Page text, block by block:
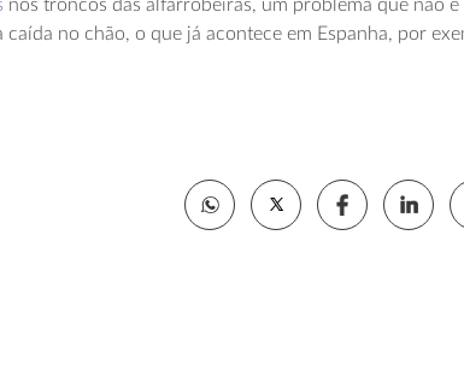
nos troncos das alfarrobeiras, um problema que não é
no chão, o que já acontece em Espanha, por